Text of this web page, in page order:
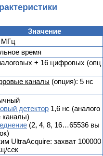
Значение
время
+ 16 цифровых (опц
каналы (опция): 5 нс
детектор 1,6 нс (аналого
каналы)
(2, 4, 8, 16…65536 вы
UltraAcquire: захват 100000
сек